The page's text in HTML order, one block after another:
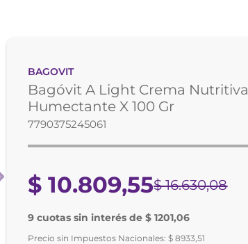
BAGOVIT
Bagóvit A Light Crema Nutritiva
Humectante X 100 Gr
7790375245061
$ 10.809,55$ 16.630,08
9 cuotas sin interés de $ 1201,06
Precio sin Impuestos Nacionales:$ 8933,51